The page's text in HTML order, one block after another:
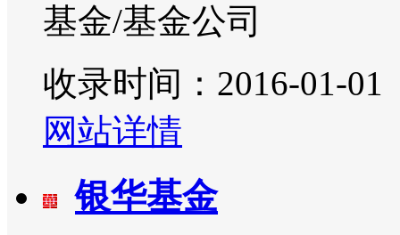
基金/基金公司
收录时间：2016-01-01
网站详情
银华基金